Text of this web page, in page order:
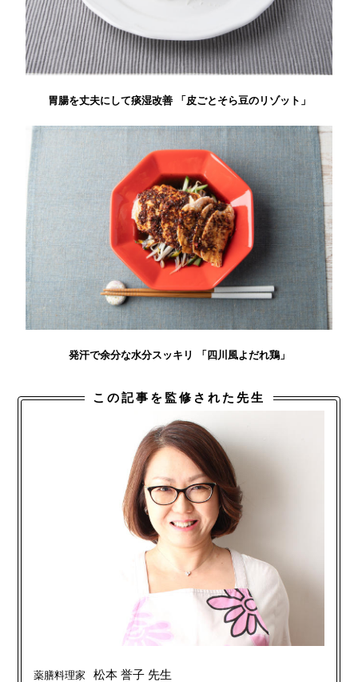
胃腸を丈夫にして痰湿改善 「皮ごとそら豆のリゾット」
発汗で余分な水分スッキリ 「四川風よだれ鶏」
この記事を監修された先生
薬膳料理家 松本 誉子 先生